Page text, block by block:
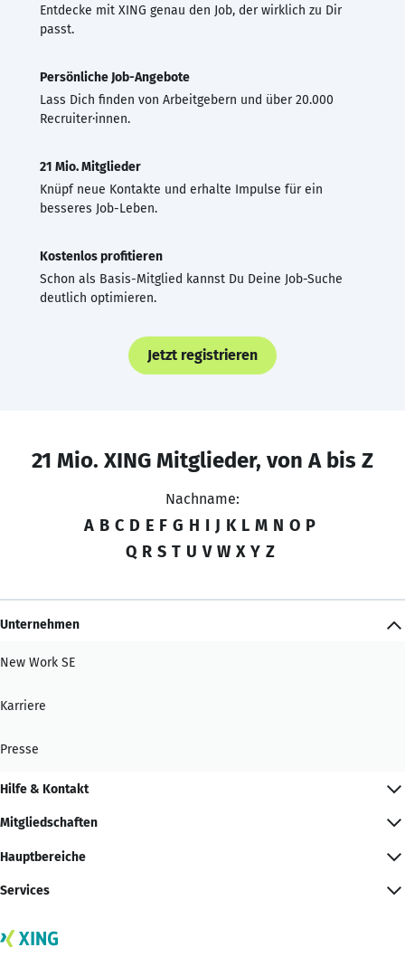
Entdecke mit XING genau den Job, der wirklich zu Dir
passt.
Persönliche Job-Angebote
Lass Dich finden von Arbeitgebern und über 20.000
Recruiter·innen.
21 Mio. Mitglieder
Knüpf neue Kontakte und erhalte Impulse für ein
besseres Job-Leben.
Kostenlos profitieren
Schon als Basis-Mitglied kannst Du Deine Job-Suche
deutlich optimieren.
Jetzt registrieren
21 Mio. XING Mitglieder, von A bis Z
Nachname:
A B C D E F G H I J K L M N O P
Q R S T U V W X Y Z
Unternehmen
New Work SE
Karriere
Presse
Hilfe & Kontakt
Mitgliedschaften
Hauptbereiche
Services